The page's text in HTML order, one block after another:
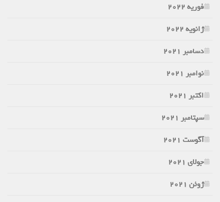
فوریه 2022
ژانویه 2022
دسامبر 2021
نوامبر 2021
اکتبر 2021
سپتامبر 2021
آگوست 2021
جولای 2021
ژوئن 2021